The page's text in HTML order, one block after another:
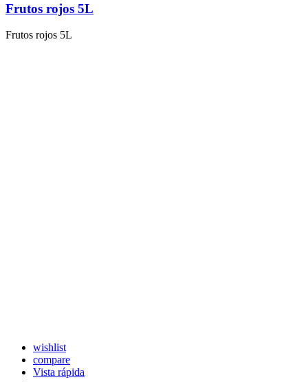
Frutos rojos 5L
Frutos rojos 5L
wishlist
compare
Vista rápida